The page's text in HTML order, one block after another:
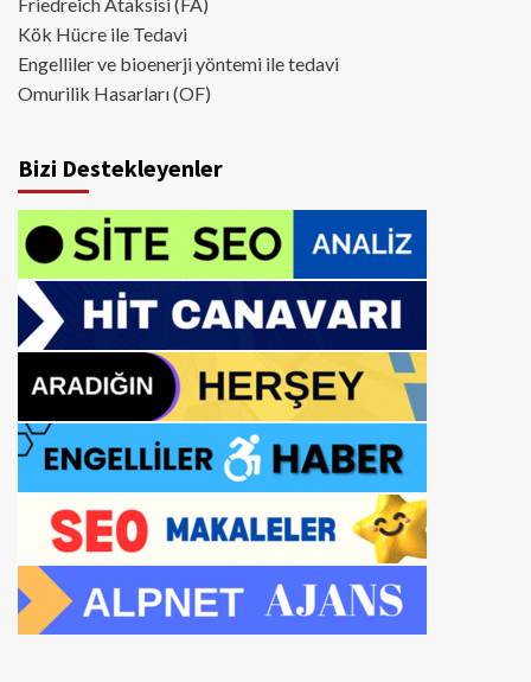
Kök Hücre ile Tedavi
Engelliler ve bioenerji yöntemi ile tedavi
Omurilik Hasarları (OF)
Bizi Destekleyenler